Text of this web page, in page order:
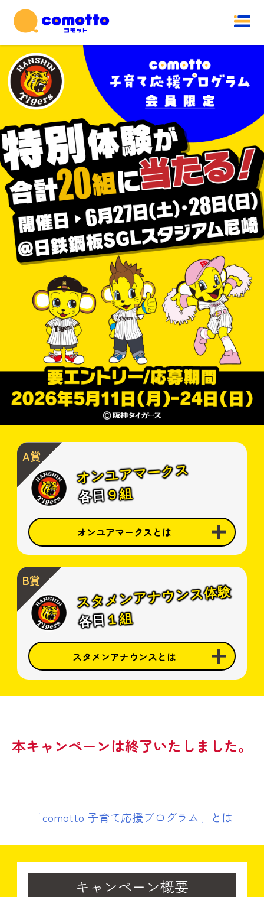
A賞
オンユアマークス
各日９組
オンユアマークスとは
野球において試合開始前にファンが選手と
同じ守備位置につくイベントです。
コールされた選手を出迎えていただきま
す。
※選手は当日決定
B賞
スタメンアナウンス体験
各日１組
スタメンアナウンスとは
試合開始直前のシート紹介アナウンスをご
本キャンペーンは終了いたしました。
「comotto 子育て応援プログラム」とは
キャンペーン概要